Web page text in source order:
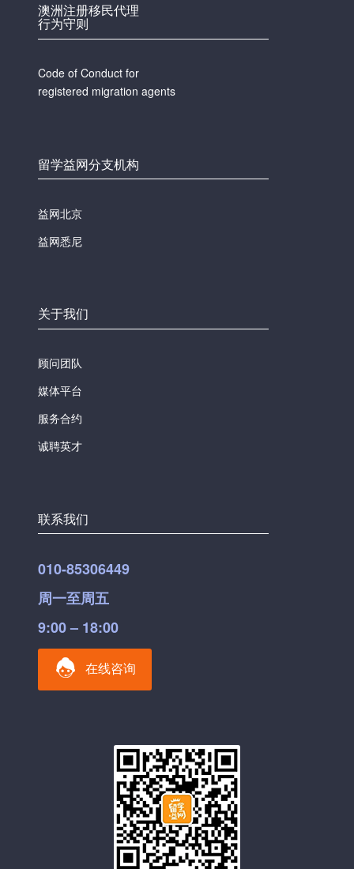
澳洲注册移民代理
行为守则
Code of Conduct for
registered migration agents
留学益网分支机构
益网北京
益网悉尼
关于我们
顾问团队
媒体平台
服务合约
诚聘英才
联系我们
010-85306449
周一至周五
9:00 – 18:00
在线咨询